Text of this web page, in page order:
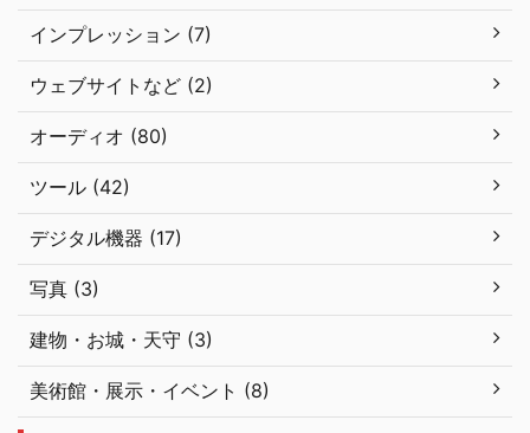
インプレッション (7)
ウェブサイトなど (2)
オーディオ (80)
ツール (42)
デジタル機器 (17)
写真 (3)
建物・お城・天守 (3)
美術館・展示・イベント (8)